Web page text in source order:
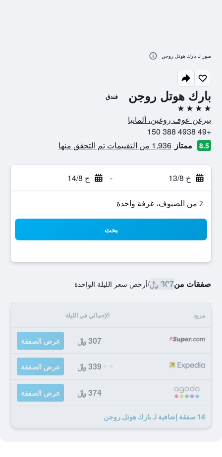
بارك هوتل روجن فندق
4 نجوم
بيرغن عوف روغين، ألمانيا
+49 4938 388 150
8.5 ممتاز 1,936 من التقييمات تم التحقق منها
خ 13/8 - ج 14/8
2 من الضيوف، غرفة واحدة
بحث
صفقات من307 ﷼ /أرخص سعر الليلة الواحدة
مزود الإجمالي في الليلة
307 ﷼ عرض الصفقة
339 ﷼ عرض الصفقة
374 ﷼ عرض الصفقة
14 صفقة إضافية لـ بارك هوتل روجن
صور لـ بارك هوتل روجن